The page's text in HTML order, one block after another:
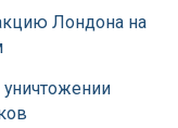
Лондона на